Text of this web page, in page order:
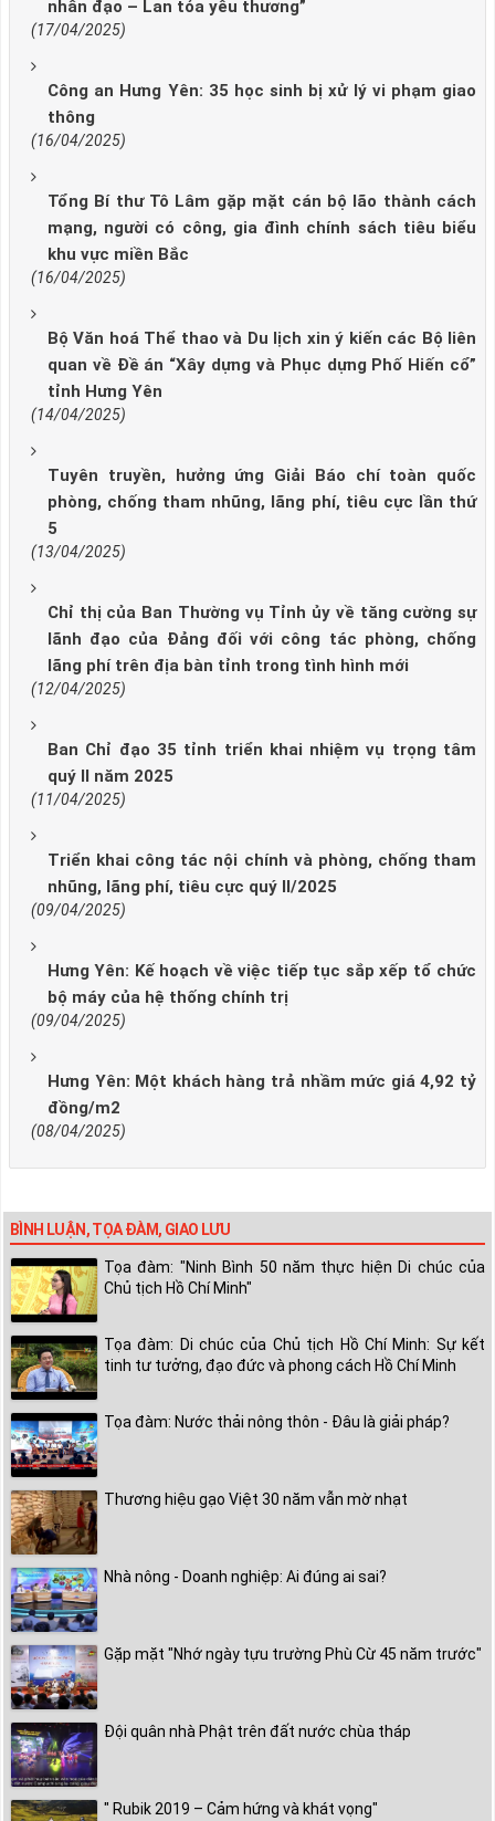
nhân đạo – Lan tỏa yêu thương”
(17/04/2025)
Công an Hưng Yên: 35 học sinh bị xử lý vi phạm giao
thông
(16/04/2025)
Tổng Bí thư Tô Lâm gặp mặt cán bộ lão thành cách
mạng, người có công, gia đình chính sách tiêu biểu
khu vực miền Bắc
(16/04/2025)
Bộ Văn hoá Thể thao và Du lịch xin ý kiến các Bộ liên
quan về Đề án “Xây dựng và Phục dựng Phố Hiến cổ”
tỉnh Hưng Yên
(14/04/2025)
Tuyên truyền, hưởng ứng Giải Báo chí toàn quốc
phòng, chống tham nhũng, lãng phí, tiêu cực lần thứ
5
(13/04/2025)
Chỉ thị của Ban Thường vụ Tỉnh ủy về tăng cường sự
lãnh đạo của Đảng đối với công tác phòng, chống
lãng phí trên địa bàn tỉnh trong tình hình mới
(12/04/2025)
Ban Chỉ đạo 35 tỉnh triển khai nhiệm vụ trọng tâm
quý II năm 2025
(11/04/2025)
Triển khai công tác nội chính và phòng, chống tham
nhũng, lãng phí, tiêu cực quý II/2025
(09/04/2025)
Hưng Yên: Kế hoạch về việc tiếp tục sắp xếp tổ chức
bộ máy của hệ thống chính trị
(09/04/2025)
Hưng Yên: Một khách hàng trả nhầm mức giá 4,92 tỷ
đồng/m2
(08/04/2025)
BÌNH LUẬN, TỌA ĐÀM, GIAO LƯU
Tọa đàm: "Ninh Bình 50 năm thực hiện Di chúc của
Chủ tịch Hồ Chí Minh"
Tọa đàm: Di chúc của Chủ tịch Hồ Chí Minh: Sự kết
tinh tư tưởng, đạo đức và phong cách Hồ Chí Minh
Tọa đàm: Nước thải nông thôn - Đâu là giải pháp?
Thương hiệu gạo Việt 30 năm vẫn mờ nhạt
Nhà nông - Doanh nghiệp: Ai đúng ai sai?
Gặp mặt "Nhớ ngày tựu trường Phù Cừ 45 năm trước"
Đội quân nhà Phật trên đất nước chùa tháp
" Rubik 2019 – Cảm hứng và khát vọng"